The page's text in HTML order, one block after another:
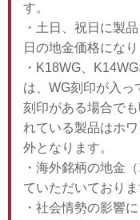
す。
・土日、祝日に製
日の地金価格になり
・K18WG、
は、WG刻印が入っ
刻印がある場合で
れている製品はホ
外となります。
・海外銘柄の地金
ていただいておりま
・社会情勢の影響